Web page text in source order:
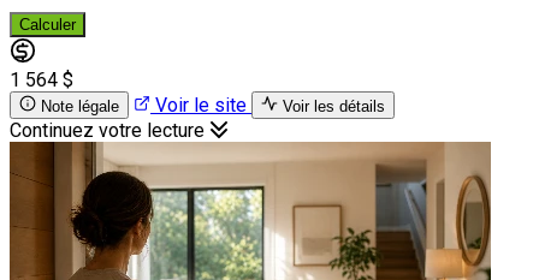
Calculer
1 564 $
Note légale Voir le site Voir les détails
Continuez votre lecture